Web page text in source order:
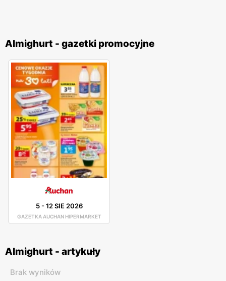
Almighurt - gazetki promocyjne
5-12 SIE 2026
GAZETKA AUCHAN HIPERMARKET
Almighurt - artykuły
Brak wyników